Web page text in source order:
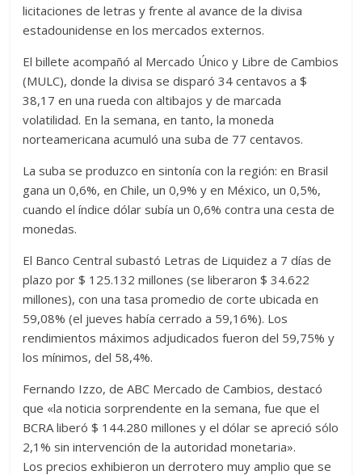
licitaciones de letras y frente al avance de la divisa
estadounidense en los mercados externos.
El billete acompañó al Mercado Único y Libre de Cambios
(MULC), donde la divisa se disparó 34 centavos a $
38,17 en una rueda con altibajos y de marcada
volatilidad. En la semana, en tanto, la moneda
norteamericana acumuló una suba de 77 centavos.
La suba se produzco en sintonía con la región: en Brasil
gana un 0,6%, en Chile, un 0,9% y en México, un 0,5%,
cuando el índice dólar subía un 0,6% contra una cesta de
monedas.
El Banco Central subastó Letras de Liquidez a 7 días de
plazo por $ 125.132 millones (se liberaron $ 34.622
millones), con una tasa promedio de corte ubicada en
59,08% (el jueves había cerrado a 59,16%). Los
rendimientos máximos adjudicados fueron del 59,75% y
los mínimos, del 58,4%.
Fernando Izzo, de ABC Mercado de Cambios, destacó
que «la noticia sorprendente en la semana, fue que el
BCRA liberó $ 144.280 millones y el dólar se apreció sólo
2,1% sin intervención de la autoridad monetaria».
Los precios exhibieron un derrotero muy amplio que se